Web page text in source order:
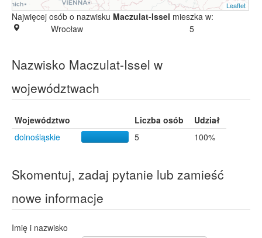
Leaflet
Najwięcej osób o nazwisku Maczulat-Issel mieszka w:
Wrocław
5
Nazwisko Maczulat-Issel w
województwach
Województwo Liczba osób
Udział
dolnośląskie
5 100%
Skomentuj, zadaj pytanie lub zamieść
nowe informacje
Imię i nazwisko